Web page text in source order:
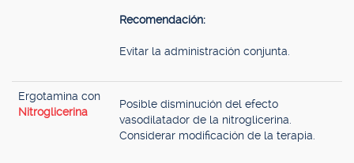
Recomendación:
Evitar la administración conjunta.
Ergotamina con
Nitroglicerina
Posible disminución del efecto
vasodilatador de la nitroglicerina.
Considerar modificación de la terapia.